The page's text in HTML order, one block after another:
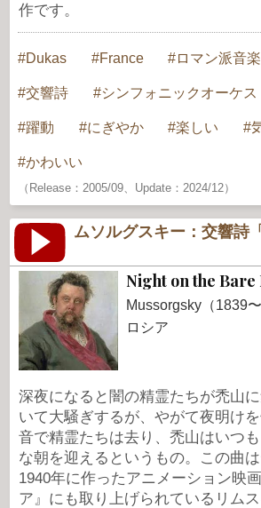
作です。
Dukas France ロマン派音楽
交響詩 シンフォニックオーケス
躍動 にぎやか 楽しい
かわいい
（Release：2005/09、Update：2024/12）
ムソルグスキー：交響詩
Night on the
Mussorgsky（1839〜
ロシア
深夜になると闇の精霊たちが禿山
いて大騒ぎするが、やがて夜明け
音で精霊たちは去り、禿山はいつ
な朝を迎えるというもの。この曲
1940年に作ったアニメーション映
ア』にも取り上げられているリム